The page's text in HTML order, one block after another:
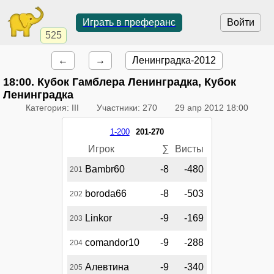
525
Войти
Играть в преферанс
← → Ленинградка-2012
18:00. Кубок Гамблера Ленинградка, Кубок
Ленинградка
Категория: III Участники: 270 29 апр 2012 18:00
1-200 201-270
Игрок ∑ Висты
201 Bambr60 -8 -480
202 boroda66 -8 -503
203 Linkor -9 -169
204 comandor10 -9 -288
205 Алевтина -9 -340